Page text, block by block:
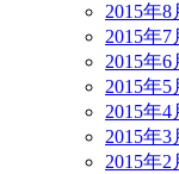
2015年8
2015年7
2015年6
2015年5
2015年4
2015年3
2015年2